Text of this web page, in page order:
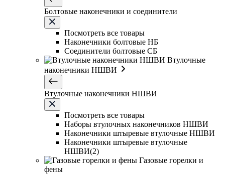
Болтовые наконечники и соединители
Посмотреть все товары
Наконечники болтовые НБ
Соединители болтовые СБ
Втулочные
наконечники НШВИ
Втулочные наконечники НШВИ
Посмотреть все товары
Наборы втулочных наконечников НШВИ
Наконечники штыревые втулочные НШВИ
Наконечники штыревые втулочные
НШВИ(2)
Газовые горелки и
фены